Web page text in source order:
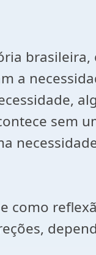
a
sem
como